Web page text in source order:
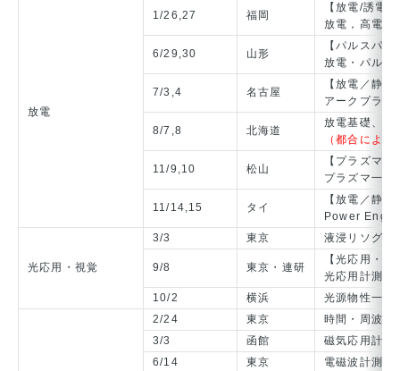
放電
1/26,27 福岡
【放電/誘電
放電，高電圧
6/29,30 山形
【パルスパ
放電・パルス
7/3,4 名古屋
【放電／静
アークプラズ
8/7,8 北海道
放電基礎、放
（都合によ
11/9,10 松山
【プラズマ/
プラズマ一般
11/14,15 タイ
【放電／静
Power
光応用・視覚
3/3 東京 液浸リソグラ
9/8 東京・連研
【光応用・
光応用計測
10/2
横浜 光源物性一般
2/24 東京
時間・周波数
3/3
函館
磁気応用計測
6/14
東京
電磁波計測